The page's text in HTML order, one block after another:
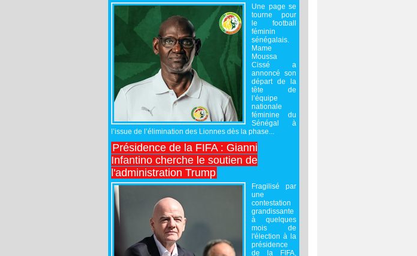
Une page se
tourne pour
le football
féminin
sénégalais.
Mame
Moussa
Cissé a
annoncé son
départ de la
tête de
l’équipe
nationale
féminine du
Sénégal à
l’issue de l’élimination des Lionnes dès la phase...
Présidence de la FIFA : Gianni
Infantino cherche le soutien de
l'administration Trump
Fragilisé par
une
contestation
grandissante
à quelques
mois de
l'élection à la
présidence
de la FIFA,